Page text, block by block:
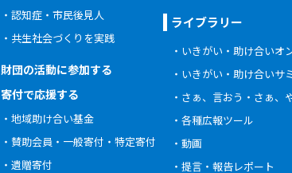
認知症・市民後見人
共生社会づくりを実践
財団の活動に参加する
寄付で応援する
地域助け合い基金
賛助会員・一般寄付・特定寄付
遺贈寄付
ライブラリー
いきがい・助け合いオ
いきがい・助け合いサ
さぁ、言おう・さぁ、
各種広報ツール
動画
提言・報告レポート